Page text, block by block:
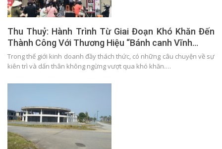
Thu Thuỷ: Hành Trình Từ Giai Đoạn Khó Khăn Đến
Thành Công Với Thương Hiệu “Bánh canh Vĩnh…
Trong thế giới kinh doanh đầy thách thức, có những câu chuyện về sự
kiên trì và dấn thân không ngừng vượt qua khó khăn.…